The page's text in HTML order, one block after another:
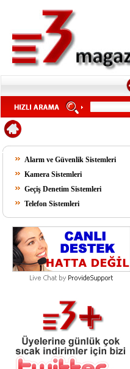
Alarm ve Güvenlik Sistemleri
Kamera Sistemleri
Geçiş Denetim Sistemleri
Telefon Sistemleri